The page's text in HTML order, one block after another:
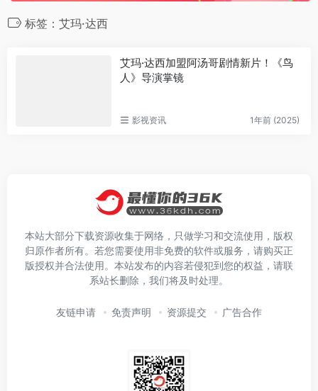
标签：艾玛·达西
艾玛·达西加盟阿汤哥剧情新片！《鸟
人》导演掌镜
影视资讯 1年前 (2025)
本站大部分下载资源收集于网络，只做学习和交流使用，版权
归原作者所有。若您需要使用非免费的软件或服务，请购买正
版授权并合法使用。本站发布的内容若侵犯到您的权益，请联
系站长删除，我们将及时处理。
友链申请 免责声明 资源提交 广告合作